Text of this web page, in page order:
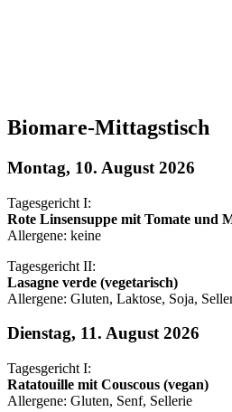
Biomare-Mittagstisch
Montag, 10. August 2026
Tagesgericht I:
Rote Linsensuppe mit Tomate und
Allergene: keine
Tagesgericht II:
Lasagne verde (vegetarisch)
Allergene: Gluten, Laktose, Soja,
Dienstag, 11. August 2026
Tagesgericht I:
Ratatouille mit Couscous (vegan)
Allergene: Gluten, Senf, Sellerie